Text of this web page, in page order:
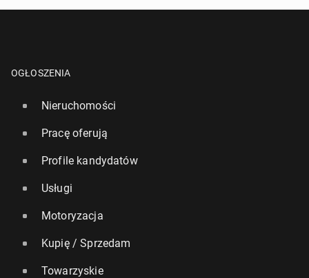
OGŁOSZENIA
Nieruchomości
Pracę oferują
Profile kandydatów
Usługi
Motoryzacja
Kupię / Sprzedam
Towarzyskie